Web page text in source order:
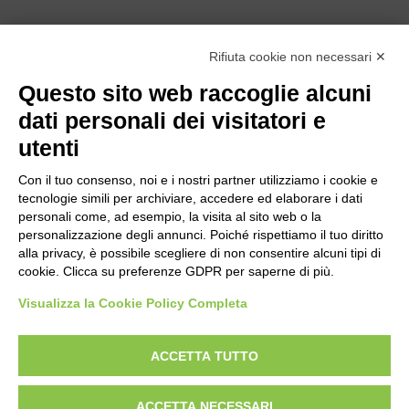
Bogliano Srl
Borgo San Martino 44, 12060 Pocapaglia CN
Fax: 0172-487399
Rifiuta cookie non necessari ✕
Questo sito web raccoglie alcuni
dati personali dei visitatori e
utenti
Con il tuo consenso, noi e i nostri partner utilizziamo i cookie e
tecnologie simili per archiviare, accedere ed elaborare i dati
personali come, ad esempio, la visita al sito web o la
personalizzazione degli annunci. Poiché rispettiamo il tuo diritto
alla privacy, è possibile scegliere di non consentire alcuni tipi di
cookie. Clicca su preferenze GDPR per saperne di più.
Visualizza la Cookie Policy Completa
ACCETTA TUTTO
ACCETTA NECESSARI